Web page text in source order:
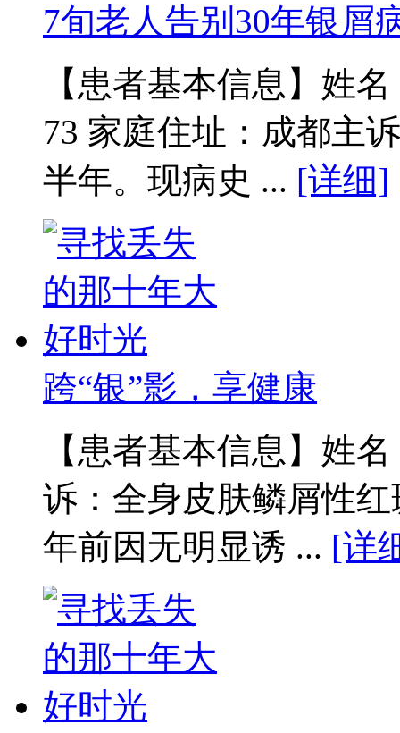
7旬老人告别30年银屑
【患者基本信息】姓
73 家庭住址：成都主
半年。现病史 ... [详细]
跨“银”影，享健康
【患者基本信息】姓
诉：全身皮肤鳞屑性
年前因无明显诱 ... [详